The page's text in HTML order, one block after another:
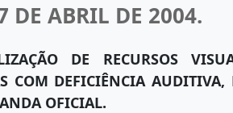
DE ABRIL DE 2004.
DE RECURSOS
COM DEFICIÊNCIA AUDITIVA,
OFICIAL.